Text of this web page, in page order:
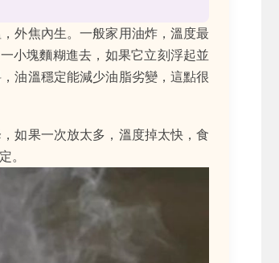
外焦內生。一般家用油炸，溫度最
小塊麵糊進去，如果它立刻浮起並
油溫穩定能減少油脂劣變，這點很
如果一次放太多，溫度掉太快，食
。